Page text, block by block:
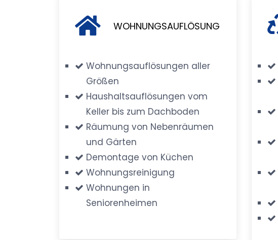
WOHNUNGSAUFLÖSUNG
Wohnungsauflösungen aller
Größen
Haushaltsauflösungen vom
Keller bis zum Dachboden
Räumung von Nebenräumen
und Gärten
Demontage von Küchen
Wohnungsreinigung
Wohnungen in
Seniorenheimen